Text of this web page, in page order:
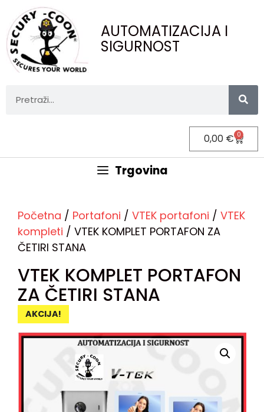
AUTOMATIZACIJA I
SIGURNOST
0,00 € 0
Trgovina
Početna / Portafoni / VTEK portafoni / VTEK
kompleti / VTEK KOMPLET PORTAFON ZA
ČETIRI STANA
VTEK KOMPLET PORTAFON
ZA ČETIRI STANA
AKCIJA!